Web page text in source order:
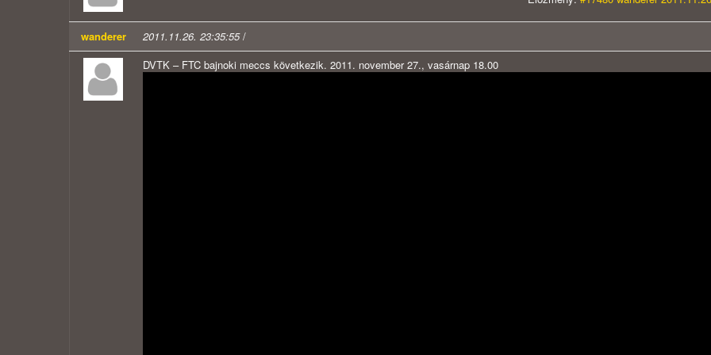
wanderer 2011.11.26. 23:35:55/
DVTK – FTC bajnoki meccs következik. 2011. november 27., vasárnap 18.00